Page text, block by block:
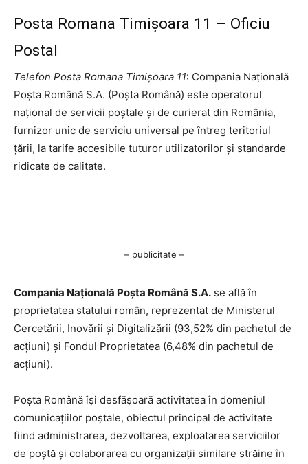
Posta Romana Timişoara 11 – Oficiu
Postal
Telefon Posta Romana Timişoara 11: Compania Națională
Poșta Română S.A. (Poșta Română) este operatorul
național de servicii poștale și de curierat din România,
furnizor unic de serviciu universal pe întreg teritoriul
țării, la tarife accesibile tuturor utilizatorilor și standarde
ridicate de calitate.
– publicitate –
Compania Națională Poşta Română S.A. se află în
proprietatea statului român, reprezentat de Ministerul
Cercetării, Inovării şi Digitalizării (93,52% din pachetul de
acţiuni) şi Fondul Proprietatea (6,48% din pachetul de
acţiuni).
Poşta Română îşi desfăşoară activitatea în domeniul
comunicaţiilor poştale, obiectul principal de activitate
fiind administrarea, dezvoltarea, exploatarea serviciilor
de poştă şi colaborarea cu organizaţii similare străine în